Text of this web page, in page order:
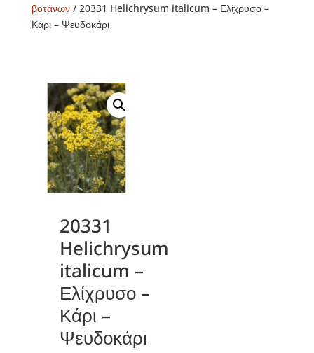
βοτάνων/ 20331 Helichrysum italicum – Ελίχρυσο –
Κάρι – Ψευδοκάρι
20331
Helichrysum
italicum –
Ελίχρυσο –
Κάρι –
Ψευδοκάρι